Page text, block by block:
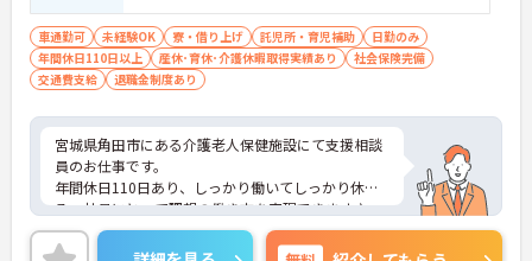
車通勤可 未経験OK 寮・借り上げ 託児所・育児補助
日勤のみ
年間休日110日以上
産休･育休･介護休暇取得実績あり
社会保険完備
交通費支給
退職金制度あり
宮城県角田市にある介護老人保健施設にて支援相談
員のお仕事です。
年間休日110日あり、しっかり働いてしっかり休め
る、社員にとって理想の働き方を実現できます♪
ご興味ある方には、面接対策ポイントなど、さらに
詳細をお話しいたしますのでお気軽にご相談くださ